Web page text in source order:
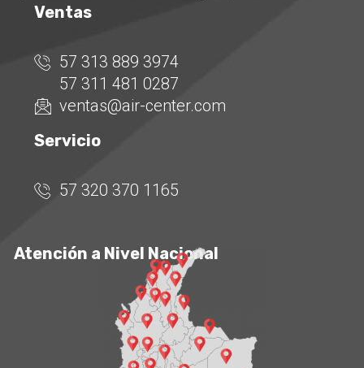
Ventas
57 313 889 3974
57 311 481 0287
ventas@air-center.com
Servicio
57 320 370 1165
Atención a Nivel Nacional